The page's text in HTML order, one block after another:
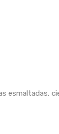
esmaltadas,